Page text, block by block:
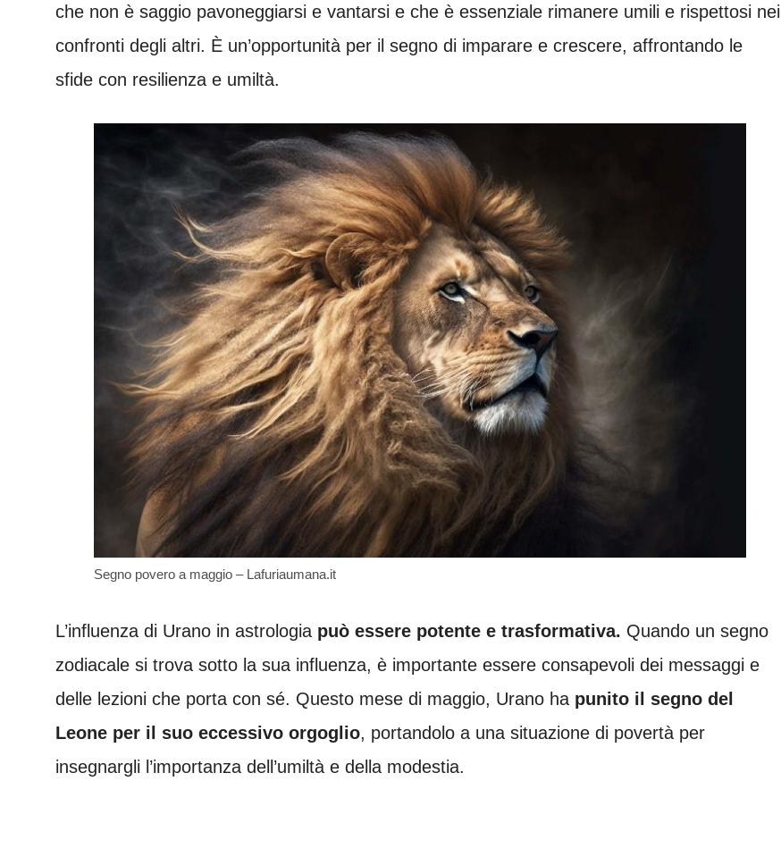
che non è saggio pavoneggiarsi e vantarsi e che è essenziale rimanere umili e rispettosi nei
confronti degli altri. È un’opportunità per il segno di imparare e crescere, affrontando le
sfide con resilienza e umiltà.
Segno povero a maggio – Lafuriaumana.it
L’influenza di Urano in astrologia può essere potente e trasformativa. Quando un segno
zodiacale si trova sotto la sua influenza, è importante essere consapevoli dei messaggi e
delle lezioni che porta con sé. Questo mese di maggio, Urano ha punito il segno del
Leone per il suo eccessivo orgoglio, portandolo a una situazione di povertà per
insegnargli l’importanza dell’umiltà e della modestia.